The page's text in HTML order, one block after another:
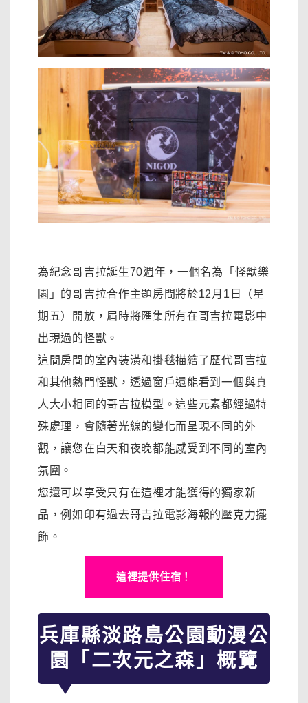
為紀念哥吉拉誕生70週年，一個名為「怪獸樂
園」的哥吉拉合作主題房間將於12月1日（星
期五）開放，屆時將匯集所有在哥吉拉電影中
出現過的怪獸。
這間房間的室內裝潢和掛毯描繪了歷代哥吉拉
和其他熱門怪獸，透過窗戶還能看到一個與真
人大小相同的哥吉拉模型。這些元素都經過特
殊處理，會隨著光線的變化而呈現不同的外
觀，讓您在白天和夜晚都能感受到不同的室內
氛圍。
您還可以享受只有在這裡才能獲得的獨家新
品，例如印有過去哥吉拉電影海報的壓克力擺
飾。
這裡提供住宿！
兵庫縣淡路島公園動漫公
園「二次元之森」概覽